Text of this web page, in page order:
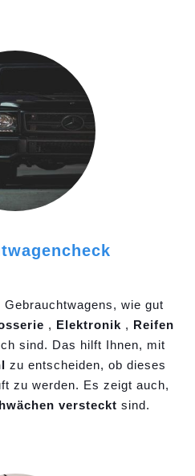
wie gut
, Elektronik , Reifen
sind. Das hilft Ihnen, mit
zu entscheiden, ob dieses
zu werden. Es zeigt auch,
versteckt sind.